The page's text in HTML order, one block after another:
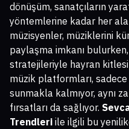
dönüşüm, sanatçıların
yöntemlerine kadar her
müzisyenler, müziklerini
paylaşma imkanı
stratejileriyle hayran
müzik platformları,
sunmakla kalmıyor, aynı
fırsatları da sağlıyor.
Trendleri ile ilgili bu